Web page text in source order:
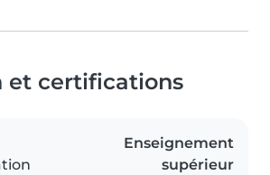
et certifications
Enseignement
supérieur